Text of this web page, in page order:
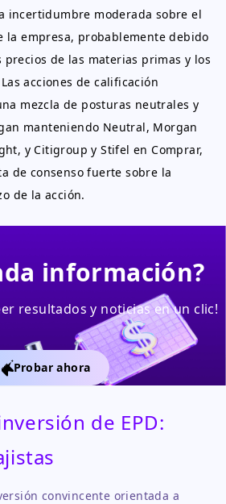
incertidumbre moderada sobre el
la empresa, probablemente debido
de las materias primas y los
acciones de calificación
mezcla de posturas neutrales y
manteniendo Neutral, Morgan
y Citigroup y Stifel en Comprar,
de consenso fuerte sobre la
de la acción.
información?
resultados y noticias en un clic!
Probar ahora
de EPD:
convincente orientada a